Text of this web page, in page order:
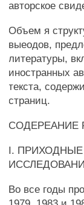
авторское
Объем я
выеодов,
литературы,
иностранных
текста,
страниц.
СОДЕРЕАНИЕ
I.
Во все годы